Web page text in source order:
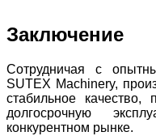
Заключение
Сотрудничая с
SUTEX Machinery,
стабильное качество,
долгосрочную
конкурентном рынке.